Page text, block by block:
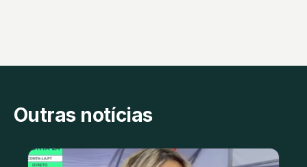
Outras notícias